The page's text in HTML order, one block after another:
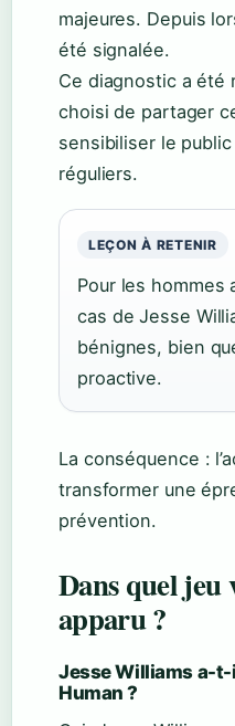
majeures. Depuis
été signalée.
Ce diagnostic a été
choisi de partager
sensibiliser le
réguliers.
LEÇON À RETENIR
Pour les hommes
cas de Jesse
bénignes, bien
proactive.
La conséquence :
transformer une
prévention.
Dans quel jeu
apparu ?
Jesse Williams a-t-
Human ?